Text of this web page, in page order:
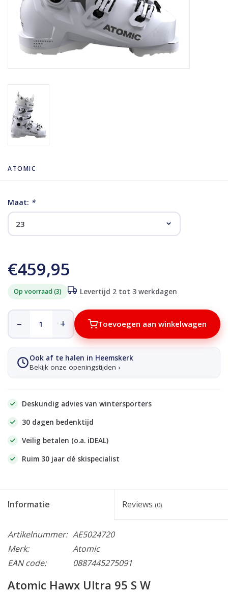
ATOMIC
Maat: *
€459,95
Op voorraad (3) Levertijd 2 tot 3 werkdagen
– + Toevoegen aan winkelwagen
Ook af te halen in Heemskerk
Bekijk onze openingstijden ›
Deskundig advies van wintersporters
30 dagen bedenktijd
Veilig betalen (o.a. iDEAL)
Ruim 30 jaar dé skispecialist
Informatie Reviews (0)
Artikelnummer: AE5024720
Merk:
Atomic
EAN code:
0887445275091
Atomic Hawx Ultra 95 S W